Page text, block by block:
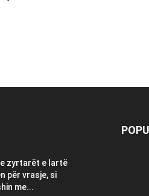
zyrtarët e lartë
për vrasje, si
me...